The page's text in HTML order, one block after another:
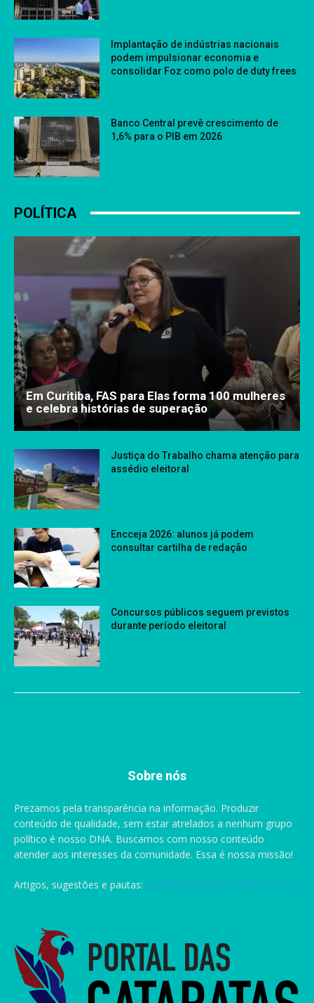
Implantação de indústrias nacionais
podem impulsionar economia e
consolidar Foz como polo de duty frees
Banco Central prevê crescimento de
1,6% para o PIB em 2026
POLÍTICA
Em Curitiba, FAS para Elas forma 100 mulheres
e celebra histórias de superação
Justiça do Trabalho chama atenção para
assédio eleitoral
Encceja 2026: alunos já podem
consultar cartilha de redação
Concursos públicos seguem previstos
durante período eleitoral
Sobre nós
Prezamos pela transparência na informação. Produzir
conteúdo de qualidade, sem estar atrelados a nenhum grupo
político é nosso DNA. Buscamos com nosso conteúdo
atender aos interesses da comunidade. Essa é nossa missão!
Artigos, sugestões e pautas: pauta@portaldascataratas.com.br